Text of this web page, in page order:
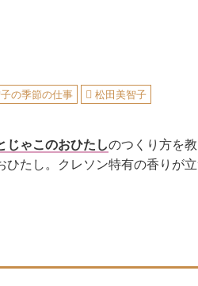
の季節の仕事 松田美智子
じゃこのおひたしのつくり方を
たし。クレソン特有の香りが